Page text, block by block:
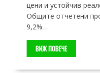
цени и устойчив
Общите отчетени
9,2%…
ВИЖ ПОВЕЧЕ